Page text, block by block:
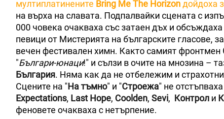
мултиплатинените Bring Me The Horizonдойдоха
на върха на славата. Подпалвайки сцената с
000 човека очакваха със затаен дъх и
певици от Мистерията на българските гласове,
вечен фестивален химн. Както самият фронтмен
"Българи-юнаци!" и сълзи в очите на мнозина –
България. Няма как да не отбележим и
Сцените на "На тъмно" и "Строежа" не
Expectations, Last Hope, Coolden, Sevi, Контрол и
феновете очакваха с нетърпение.